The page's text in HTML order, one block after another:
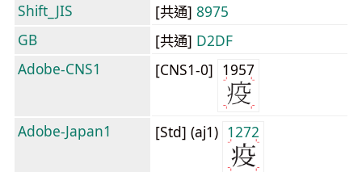
Shift_JIS
[共通] 8975
GB
[共通] D2DF
Adobe-CNS1
[CNS1-0] 1957
Adobe-Japan1 [Std] (aj1) 1272